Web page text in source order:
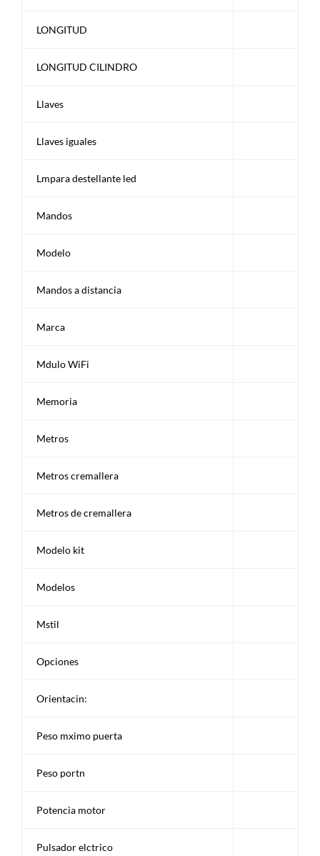
LONGITUD
LONGITUD CILINDRO
Llaves
Llaves iguales
Lmpara destellante led
Mandos
Modelo
Mandos a distancia
Marca
Mdulo WiFi
Memoria
Metros
Metros cremallera
Metros de cremallera
Modelo kit
Modelos
Mstil
Opciones
Orientacin:
Peso mximo puerta
Peso portn
Potencia motor
Pulsador elctrico